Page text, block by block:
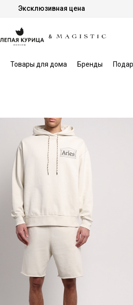
Эксклюзивная цена
Товары для дома Бренды